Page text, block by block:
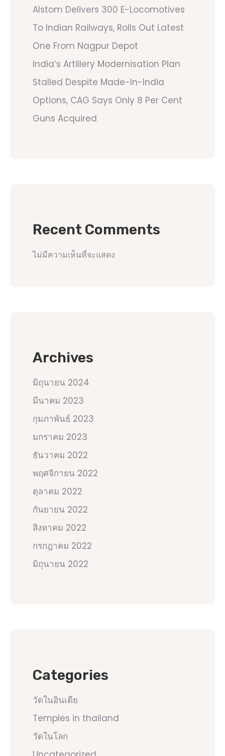
Alstom Delivers 300 E-Locomotives
To Indian Railways, Rolls Out Latest
One From Nagpur Depot
India’s Artillery Modernisation Plan
Stalled Despite Made-In-India
Options, CAG Says Only 8 Per Cent
Guns Acquired
Recent Comments
ไม่มีความเห็นที่จะแสดง
Archives
มิถุนายน 2024
มีนาคม 2023
กุมภาพันธ์ 2023
มกราคม 2023
ธันวาคม 2022
พฤศจิกายน 2022
ตุลาคม 2022
กันยายน 2022
สิงหาคม 2022
กรกฎาคม 2022
มิถุนายน 2022
Categories
วัดในอินเดีย
Temples in thailand
วัดในโลก